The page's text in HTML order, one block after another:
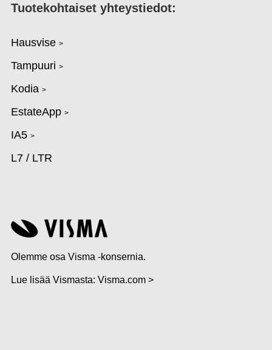
Tuotekohtaiset yhteystiedot:
Hausvise>
Tampuuri>
Kodia>
EstateApp>
IA5>
L7 / LTR
Olemme osa Visma -konsernia.
Lue lisää Vismasta:Visma.com >